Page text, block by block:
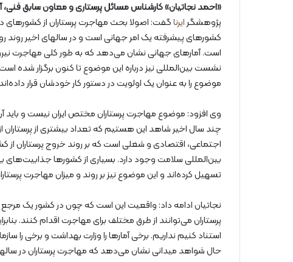
«احمد نجاتیان»کارشناس مسائل پرستاری و معاون سابق
پژوهشگرایرناگفت: اصولا بحث مهاجرت پرستاران از
کشورهای پیشرفته یک امر جهانی است و در سالهای اخیر روند رو
است. آمارهای جهانی نشان می‌دهد که به طور کلی مهاجرت
نشست بین‌المللی نیز درباره این موضوع تا کنون برگزار شده
موضوع را به عنوان یک اولویت در دستور کار خودشان قرار
وی افزود: موضوع مهاجرت پرستاران مختص ایران نیست و باید
چند سال اخیر شاهد این هستیم که تعداد بیشتری از
اجتماعی، اقتصادی و شغلی است که بر روند خروج پرستاران
بین‌المللی سلامت وجود دارد. بسیاری از کشورها جذابیت‌های
تسهیل کرده‌اند و این موضوع نیز بر روند و میزان مهاجرت
نجاتیان ادامه داد: واقعیت این است که چون در کشور یک
پرستاران می‌توانند از طرق مختلف برای مهاجرت اقدام کنند.
استناد کنیم نداریم. برخی آمارها را وزارت بهداشت و برخی را
حال شواهد میدانی نشان می‌دهد که مهاجرت پرستاران در